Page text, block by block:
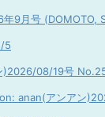
9月号 (DOMOTO,
5
)2026/08/19号
anan(アンアン